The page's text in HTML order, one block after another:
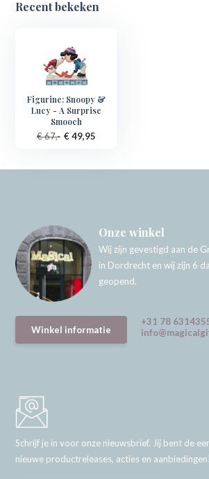
Recent bekeken
Figurine: Snoopy &
Lucy - A Surprise
Smooch
€ 67,- € 49,95
Onze winkel
Wij zijn gevestigd aan de
in Dordrecht en wij zijn 6
geopend.
Winkel informatie
+31 78
Schrijf je in voor onze nieuwsbrief. Jij bent de
nieuwe productreleases, acties en aanbiedingen!